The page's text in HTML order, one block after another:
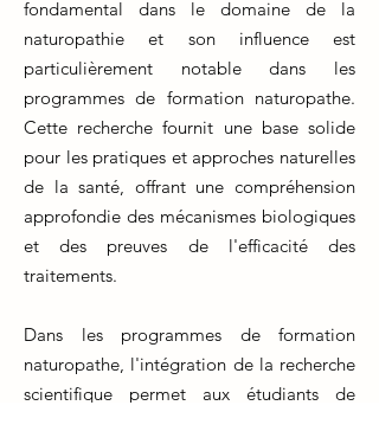
fondamental dans le domaine de la
naturopathie et son influence est
particulièrement notable dans les
programmes de formation naturopathe.
Cette recherche fournit une base solide
pour les pratiques et approches naturelles
de la santé, offrant une compréhension
approfondie des mécanismes biologiques
et des preuves de l'efficacité des
traitements.
Dans les programmes de formation
naturopathe, l'intégration de la recherche
scientifique permet aux étudiants de